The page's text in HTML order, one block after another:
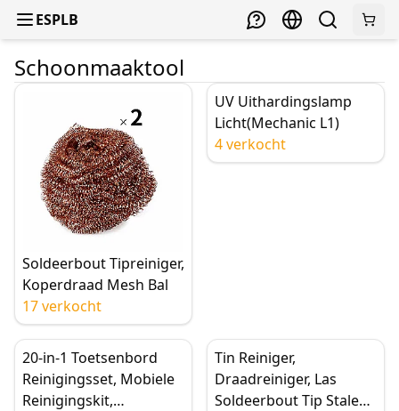
ESPLB
Schoonmaaktool
Soldeerbout Tipreiniger,
Koperdraad Mesh Bal
17 verkocht
UV Uithardingslamp
Licht(Mechanic L1)
4 verkocht
20-in-1 Toetsenbord
Reinigingsset, Mobiele
Reinigingskit,
Tin Reiniger,
Draadreiniger, Las
Soldeerbout Tip Stalen